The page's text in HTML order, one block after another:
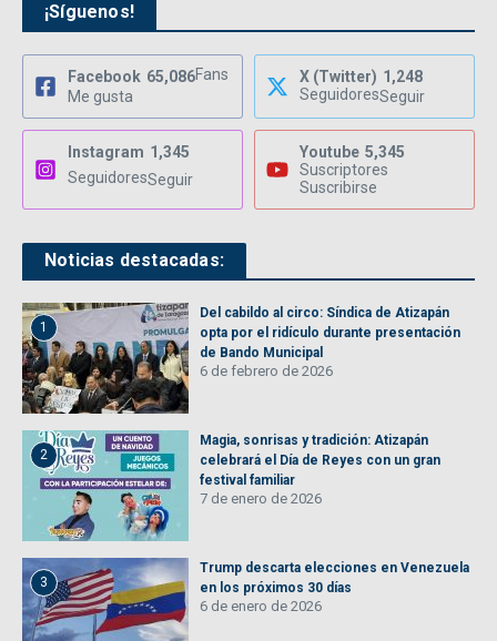
¡Síguenos!
Facebook 65,086Fans
Me gusta
X (Twitter) 1,248
SeguidoresSeguir
Instagram 1,345
SeguidoresSeguir
Youtube 5,345
Suscriptores
Suscribirse
Noticias destacadas:
1
Del cabildo al circo: Síndica de Atizapán
opta por el ridículo durante presentación
de Bando Municipal
6 de febrero de 2026
2
Magia, sonrisas y tradición: Atizapán
celebrará el Día de Reyes con un gran
festival familiar
7 de enero de 2026
3
Trump descarta elecciones en Venezuela
en los próximos 30 días
6 de enero de 2026